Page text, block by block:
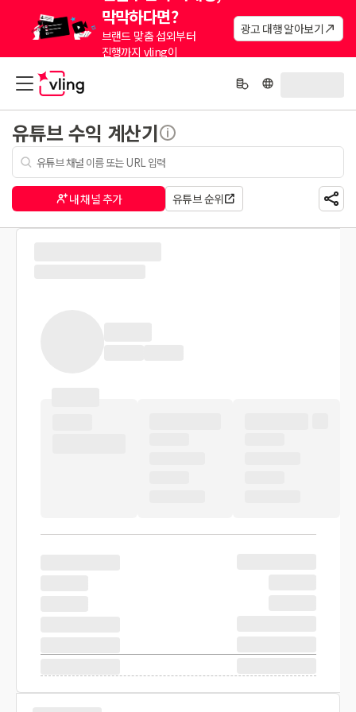
막막하다면?
브랜드 맞춤 섭외부터
진행까지 vling이
광고 대행 알아보기
유튜브 수익 계산기
내 채널 추가 유튜브 순위